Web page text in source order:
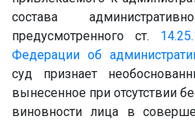
состава
предусмотренного ст.
Федерации об
суд признает
вынесенное при отсутствии
виновности лица в